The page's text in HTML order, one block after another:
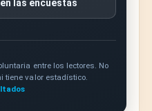
las encuestas
entre los lectores. No
tiene valor estadístico.